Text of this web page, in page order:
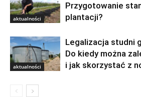
aktualności
Przygotowanie
plantacji?
aktualności
Legalizacja studni
Do kiedy można
i jak skorzystać z